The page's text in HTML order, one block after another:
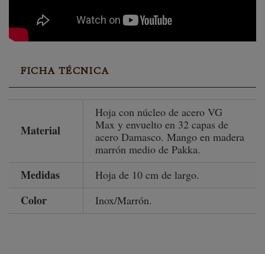
FICHA TÉCNICA
Material
Hoja con núcleo de acero VG
Max y envuelto en 32 capas de
acero Damasco. Mango en madera
marrón medio de Pakka.
Medidas Hoja de 10 cm de largo.
Color Inox/Marrón.